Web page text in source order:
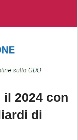
2024 con
di